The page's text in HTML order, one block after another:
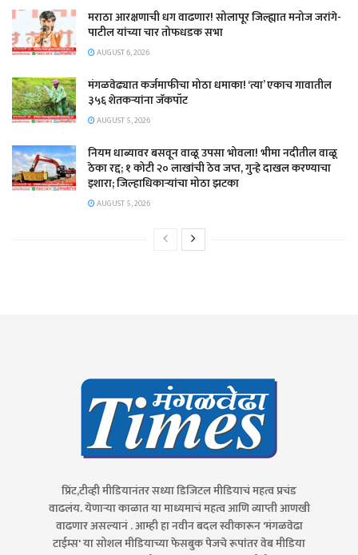
मराठा आरक्षणाची धग वाढणार! सोलापूर जिल्ह्यात मनोज जरांगे-
पाटील यांच्या चार तोफधडक सभा
AUGUST 6, 2026
मंगळवेढ्यात कर्जमाफीचा मोठा धमाका! ‘त्या’ एकाच गावातील
३५६ शेतकऱ्यांना जॅकपॉट
AUGUST 5, 2026
नियम धाब्यावर बसवून वाळू उपसा भोवला! भीमा नदीतील वाळू
ठेका रद्द; १ कोटी २० लाखांची ठेव जप्त, गुन्हे दाखल करण्याचा
इशारा; जिल्हाधिकाऱ्यांचा मोठा झटका
AUGUST 5, 2026
प्रिंट,टीव्ही मीडियानंतर सध्या डिजिटल मीडियाचं महत्व प्रचंड
वाढलंय. येणाऱ्या काळात या माध्यमाचं महत्व आणि व्याप्ती आणखी
वाढणार असल्यानं . आम्ही हा नवीन बदल स्वीकारून 'मंगळवेढा
टाईम्स' या सोशल मीडियाच्या फेसबुक पेजचे रूपांतर वेब मीडिया